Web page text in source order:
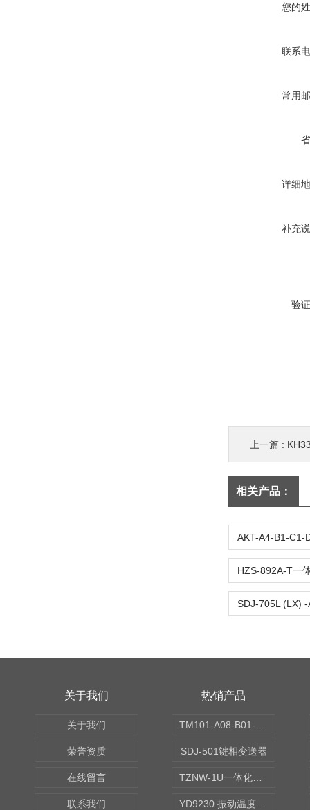
您的
联系
常用
详细
补充
验
上一篇 :
相关产品：
关于我们
关于我们
荣誉资质
在线留言
联系我们
热销产品
SDJ-501键相变送器